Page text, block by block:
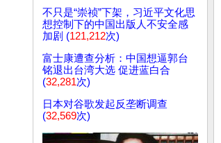
不只是“崇祯”下架，习近平文化思
想控制下的中国出版人不安全感
加剧 (121,212次)
富士康遭查分析：中国想逼郭台
铭退出台湾大选 促进蓝白合
(32,281次)
日本对谷歌发起反垄断调查
(32,569次)